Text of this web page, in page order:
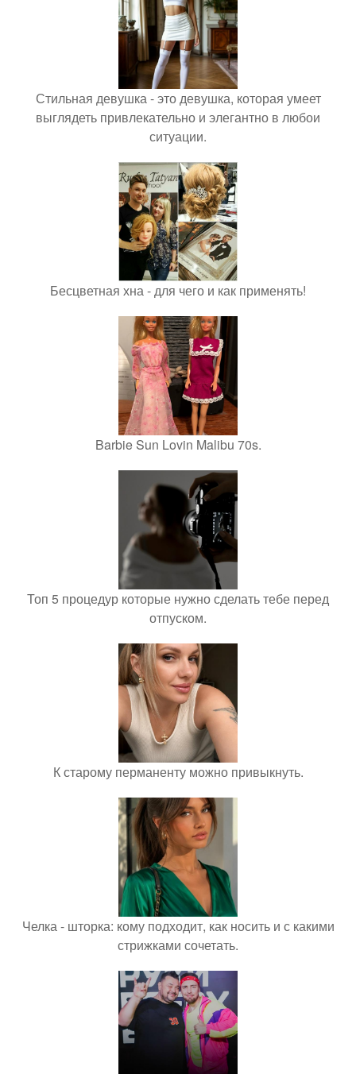
Стильная девушка - это девушка, которая умеет
выглядеть привлекательно и элегантно в любои
ситуации.
Бесцветная хна - для чего и как применять!
Barbie Sun Lovin Malibu 70s.
Топ 5 процедур которые нужно сделать тебе перед
отпуском.
К старому перманенту можно привыкнуть.
Челка - шторка: кому подходит, как носить и с какими
стрижками сочетать.